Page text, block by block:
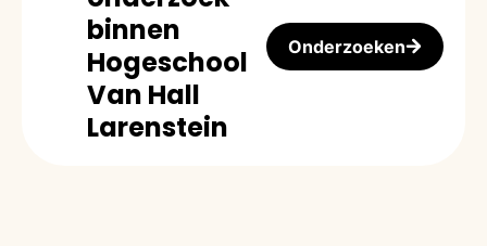
binnen
Hogeschool
Van Hall
Larenstein
Onderzoeken